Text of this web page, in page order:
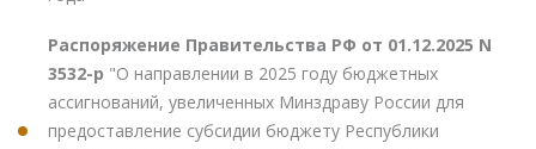
Распоряжение Правительства РФ от 01.12.2025 N
3532-р "О направлении в 2025 году бюджетных
ассигнований, увеличенных Минздраву России для
предоставление субсидии бюджету Республики